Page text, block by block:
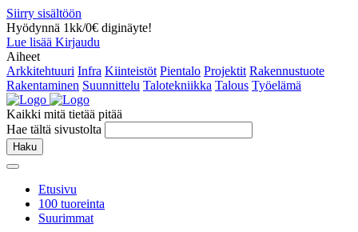
Siirry sisältöön
Hyödynnä 1kk/0€ diginäyte!
Lue lisää Kirjaudu
Aiheet
Arkkitehtuuri Infra Kiinteistöt Pientalo Projektit Rakennustuote
Rakentaminen Suunnittelu Talotekniikka Talous Työelämä
Kaikki mitä tietää pitää
Hae tältä sivustolta
Haku
Etusivu
100 tuoreinta
Suurimmat